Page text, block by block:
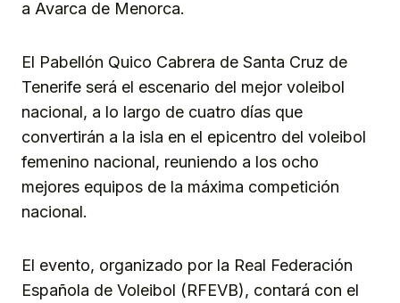
a Avarca de Menorca.
El Pabellón Quico Cabrera de Santa Cruz de
Tenerife será el escenario del mejor voleibol
nacional, a lo largo de cuatro días que
convertirán a la isla en el epicentro del voleibol
femenino nacional, reuniendo a los ocho
mejores equipos de la máxima competición
nacional.
El evento, organizado por la Real Federación
Española de Voleibol (RFEVB), contará con el